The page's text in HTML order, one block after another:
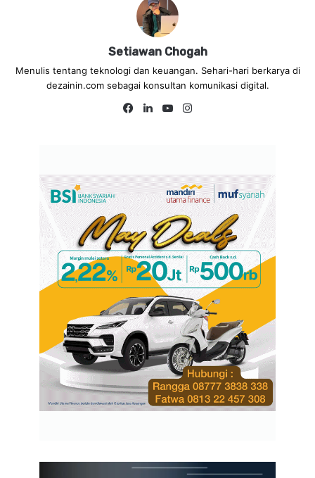
Setiawan Chogah
Menulis tentang teknologi dan keuangan. Sehari-hari berkarya di
dezainin.com sebagai konsultan komunikasi digital.
Fa
Lin
Yo